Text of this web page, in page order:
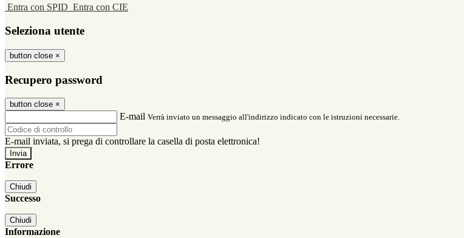
Entra con SPID Entra con CIE
Seleziona utente
button close ×
Recupero password
button close ×
E-mail Verrà inviato un messaggio all'indirizzo indicato con le istruzioni necessarie.
E-mail inviata, si prega di controllare la casella di posta elettronica!
Errore
Chiudi
Successo
Chiudi
Informazione